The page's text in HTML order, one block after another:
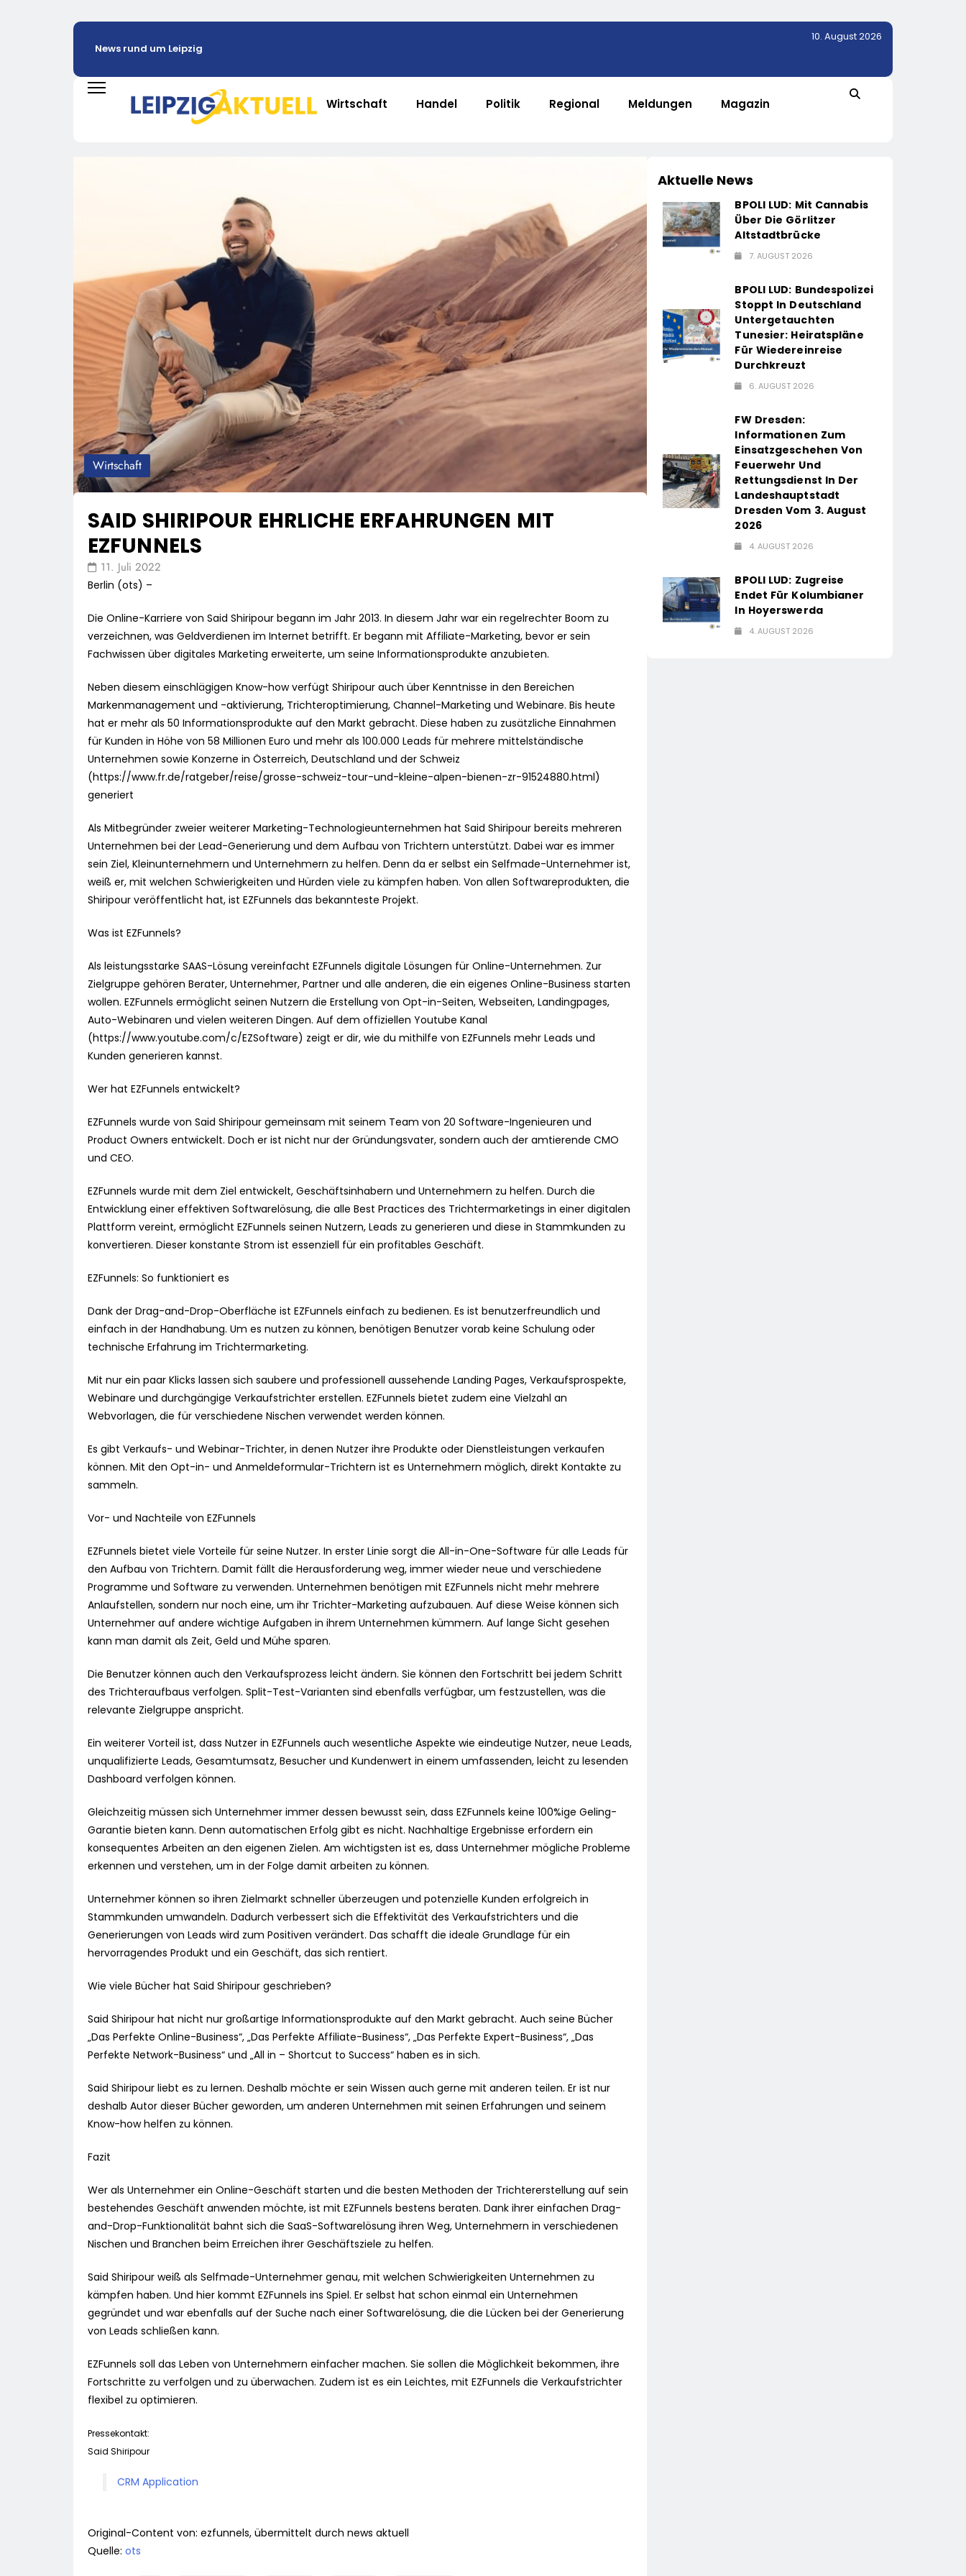
News rund um Leipzig
10. August 2026
Wirtschaft Handel Politik Regional Meldungen Magazin
Wirtschaft
SAID SHIRIPOUR EHRLICHE ERFAHRUNGEN MIT
EZFUNNELS
11. Juli 2022
Berlin (ots) –
Die Online-Karriere von Said Shiripour begann im Jahr 2013. In diesem Jahr war ein regelrechter Boom zu
verzeichnen, was Geldverdienen im Internet betrifft. Er begann mit Affiliate-Marketing, bevor er sein
Fachwissen über digitales Marketing erweiterte, um seine Informationsprodukte anzubieten.
Neben diesem einschlägigen Know-how verfügt Shiripour auch über Kenntnisse in den Bereichen
Markenmanagement und -aktivierung, Trichteroptimierung, Channel-Marketing und Webinare. Bis heute
hat er mehr als 50 Informationsprodukte auf den Markt gebracht. Diese haben zu zusätzliche Einnahmen
für Kunden in Höhe von 58 Millionen Euro und mehr als 100.000 Leads für mehrere mittelständische
Unternehmen sowie Konzerne in Österreich, Deutschland und der Schweiz
(https://www.fr.de/ratgeber/reise/grosse-schweiz-tour-und-kleine-alpen-bienen-zr-91524880.html)
generiert
Als Mitbegründer zweier weiterer Marketing-Technologieunternehmen hat Said Shiripour bereits mehreren
Unternehmen bei der Lead-Generierung und dem Aufbau von Trichtern unterstützt. Dabei war es immer
sein Ziel, Kleinunternehmern und Unternehmern zu helfen. Denn da er selbst ein Selfmade-Unternehmer ist,
weiß er, mit welchen Schwierigkeiten und Hürden viele zu kämpfen haben. Von allen Softwareprodukten, die
Shiripour veröffentlicht hat, ist EZFunnels das bekannteste Projekt.
Was ist EZFunnels?
Als leistungsstarke SAAS-Lösung vereinfacht EZFunnels digitale Lösungen für Online-Unternehmen. Zur
Zielgruppe gehören Berater, Unternehmer, Partner und alle anderen, die ein eigenes Online-Business starten
wollen. EZFunnels ermöglicht seinen Nutzern die Erstellung von Opt-in-Seiten, Webseiten, Landingpages,
Auto-Webinaren und vielen weiteren Dingen. Auf dem offiziellen Youtube Kanal
(https://www.youtube.com/c/EZSoftware) zeigt er dir, wie du mithilfe von EZFunnels mehr Leads und
Kunden generieren kannst.
Wer hat EZFunnels entwickelt?
EZFunnels wurde von Said Shiripour gemeinsam mit seinem Team von 20 Software-Ingenieuren und
Product Owners entwickelt. Doch er ist nicht nur der Gründungsvater, sondern auch der amtierende CMO
und CEO.
EZFunnels wurde mit dem Ziel entwickelt, Geschäftsinhabern und Unternehmern zu helfen. Durch die
Entwicklung einer effektiven Softwarelösung, die alle Best Practices des Trichtermarketings in einer digitalen
Plattform vereint, ermöglicht EZFunnels seinen Nutzern, Leads zu generieren und diese in Stammkunden zu
konvertieren. Dieser konstante Strom ist essenziell für ein profitables Geschäft.
EZFunnels: So funktioniert es
Dank der Drag-and-Drop-Oberfläche ist EZFunnels einfach zu bedienen. Es ist benutzerfreundlich und
einfach in der Handhabung. Um es nutzen zu können, benötigen Benutzer vorab keine Schulung oder
technische Erfahrung im Trichtermarketing.
Mit nur ein paar Klicks lassen sich saubere und professionell aussehende Landing Pages, Verkaufsprospekte,
Webinare und durchgängige Verkaufstrichter erstellen. EZFunnels bietet zudem eine Vielzahl an
Webvorlagen, die für verschiedene Nischen verwendet werden können.
Es gibt Verkaufs- und Webinar-Trichter, in denen Nutzer ihre Produkte oder Dienstleistungen verkaufen
können. Mit den Opt-in- und Anmeldeformular-Trichtern ist es Unternehmern möglich, direkt Kontakte zu
sammeln.
Vor- und Nachteile von EZFunnels
EZFunnels bietet viele Vorteile für seine Nutzer. In erster Linie sorgt die All-in-One-Software für alle Leads für
den Aufbau von Trichtern. Damit fällt die Herausforderung weg, immer wieder neue und verschiedene
Programme und Software zu verwenden. Unternehmen benötigen mit EZFunnels nicht mehr mehrere
Anlaufstellen, sondern nur noch eine, um ihr Trichter-Marketing aufzubauen. Auf diese Weise können sich
Unternehmer auf andere wichtige Aufgaben in ihrem Unternehmen kümmern. Auf lange Sicht gesehen
kann man damit als Zeit, Geld und Mühe sparen.
Die Benutzer können auch den Verkaufsprozess leicht ändern. Sie können den Fortschritt bei jedem Schritt
des Trichteraufbaus verfolgen. Split-Test-Varianten sind ebenfalls verfügbar, um festzustellen, was die
relevante Zielgruppe anspricht.
Ein weiterer Vorteil ist, dass Nutzer in EZFunnels auch wesentliche Aspekte wie eindeutige Nutzer, neue Leads,
unqualifizierte Leads, Gesamtumsatz, Besucher und Kundenwert in einem umfassenden, leicht zu lesenden
Dashboard verfolgen können.
Gleichzeitig müssen sich Unternehmer immer dessen bewusst sein, dass EZFunnels keine 100%ige Geling-
Garantie bieten kann. Denn automatischen Erfolg gibt es nicht. Nachhaltige Ergebnisse erfordern ein
konsequentes Arbeiten an den eigenen Zielen. Am wichtigsten ist es, dass Unternehmer mögliche Probleme
erkennen und verstehen, um in der Folge damit arbeiten zu können.
Unternehmer können so ihren Zielmarkt schneller überzeugen und potenzielle Kunden erfolgreich in
Stammkunden umwandeln. Dadurch verbessert sich die Effektivität des Verkaufstrichters und die
Generierungen von Leads wird zum Positiven verändert. Das schafft die ideale Grundlage für ein
hervorragendes Produkt und ein Geschäft, das sich rentiert.
Wie viele Bücher hat Said Shiripour geschrieben?
Said Shiripour hat nicht nur großartige Informationsprodukte auf den Markt gebracht. Auch seine Bücher
„Das Perfekte Online-Business“, „Das Perfekte Affiliate-Business“, „Das Perfekte Expert-Business“, „Das
Perfekte Network-Business“ und „All in – Shortcut to Success“ haben es in sich.
Said Shiripour liebt es zu lernen. Deshalb möchte er sein Wissen auch gerne mit anderen teilen. Er ist nur
deshalb Autor dieser Bücher geworden, um anderen Unternehmen mit seinen Erfahrungen und seinem
Know-how helfen zu können.
Fazit
Wer als Unternehmer ein Online-Geschäft starten und die besten Methoden der Trichtererstellung auf sein
bestehendes Geschäft anwenden möchte, ist mit EZFunnels bestens beraten. Dank ihrer einfachen Drag-
and-Drop-Funktionalität bahnt sich die SaaS-Softwarelösung ihren Weg, Unternehmern in verschiedenen
Nischen und Branchen beim Erreichen ihrer Geschäftsziele zu helfen.
Said Shiripour weiß als Selfmade-Unternehmer genau, mit welchen Schwierigkeiten Unternehmen zu
kämpfen haben. Und hier kommt EZFunnels ins Spiel. Er selbst hat schon einmal ein Unternehmen
gegründet und war ebenfalls auf der Suche nach einer Softwarelösung, die die Lücken bei der Generierung
von Leads schließen kann.
EZFunnels soll das Leben von Unternehmern einfacher machen. Sie sollen die Möglichkeit bekommen, ihre
Fortschritte zu verfolgen und zu überwachen. Zudem ist es ein Leichtes, mit EZFunnels die Verkaufstrichter
flexibel zu optimieren.
Pressekontakt:
Said Shiripour
CRM Application
Original-Content von: ezfunnels, übermittelt durch news aktuell
Quelle: ots
Aktuelle News
BPOLI LUD: Mit Cannabis
Über Die Görlitzer
Altstadtbrücke
7. AUGUST 2026
BPOLI LUD: Bundespolizei
Stoppt In Deutschland
Untergetauchten
Tunesier: Heiratspläne
Für Wiedereinreise
Durchkreuzt
6. AUGUST 2026
FW Dresden:
Informationen Zum
Einsatzgeschehen Von
Feuerwehr Und
Rettungsdienst In Der
Landeshauptstadt
Dresden Vom 3. August
2026
4. AUGUST 2026
BPOLI LUD: Zugreise
Endet Für Kolumbianer
In Hoyerswerda
4. AUGUST 2026